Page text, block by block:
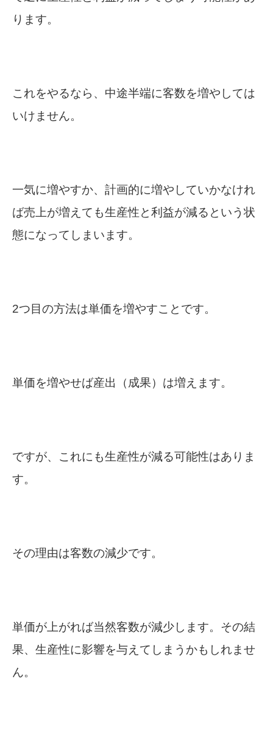
ります。
これをやるなら、中途半端に客数を増やしては
いけません。
一気に増やすか、計画的に増やしていかなけれ
ば売上が増えても生産性と利益が減るという状
態になってしまいます。
2つ目の方法は単価を増やすことです。
単価を増やせば産出（成果）は増えます。
ですが、これにも生産性が減る可能性はありま
す。
その理由は客数の減少です。
単価が上がれば当然客数が減少します。その結
果、生産性に影響を与えてしまうかもしれませ
ん。